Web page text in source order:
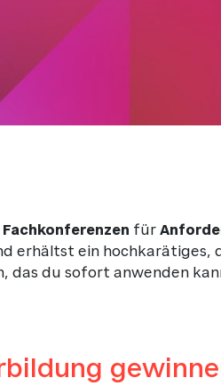
für
erhältst ein hochkarätiges,
das du sofort anwenden